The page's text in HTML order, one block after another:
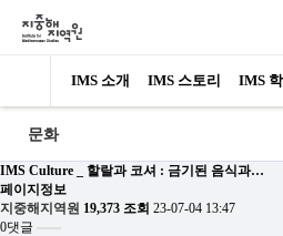
IMS 소개 IMS 스토리 IMS
문화
IMS Culture _ 할랄과 코셔 : 금기된 음식과…
페이지정보
지중해지역원 19,373 조회 23-07-04 13:47
0댓글